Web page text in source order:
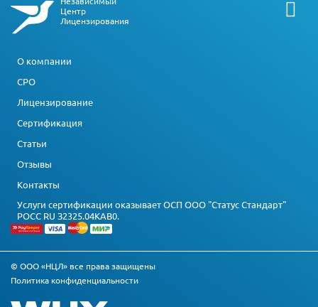
Центр
Лицензирования
О компании
СРО
Лицензирование
Сертификация
Статьи
Отзывы
Контакты
Услуги сертификации оказывает ОСП ООО "Статус Стандарт"
РОСС RU З2325.04КАВ0.
© ООО «НЦЛ» все права защищены
Политика конфиденциальности